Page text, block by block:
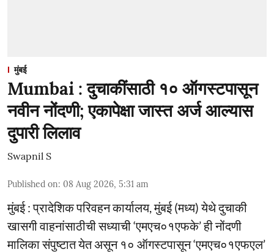
मुंबई
Mumbai : दुचाकींसाठी १० ऑगस्टपासून
नवीन नोंदणी; एकापेक्षा जास्त अर्ज आल्यास
दुपारी लिलाव
Swapnil S
Published on: 08 Aug 2026, 5:31 am
मुंबई : प्रादेशिक परिवहन कार्यालय, मुंबई (मध्य) येथे दुचाकी
खासगी वाहनांसाठीची सध्याची ‘एमएच०१एफके’ ही नोंदणी
मालिका संपुष्टात येत असून १० ऑगस्टपासून ‘एमएच०१एफएल’